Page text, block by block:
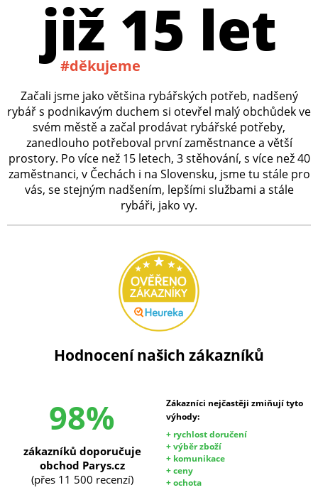
již 15 let
#děkujeme
Začali jsme jako většina rybářských potřeb, nadšený
rybář s podnikavým duchem si otevřel malý obchůdek ve
svém městě a začal prodávat rybářské potřeby,
zanedlouho potřeboval první zaměstnance a větší
prostory. Po více než 15 letech, 3 stěhování, s více než 40
zaměstnanci, v Čechách i na Slovensku, jsme tu stále pro
vás, se stejným nadšením, lepšími službami a stále
rybáři, jako vy.
Hodnocení našich zákazníků
98%
Zákazníci nejčastěji zmiňují tyto
výhody:
+ rychlost doručení
+ výběr zboží
+ komunikace
+ ceny
+ ochota
zákazníků doporučuje
obchod Parys.cz
(přes 11 500 recenzí)